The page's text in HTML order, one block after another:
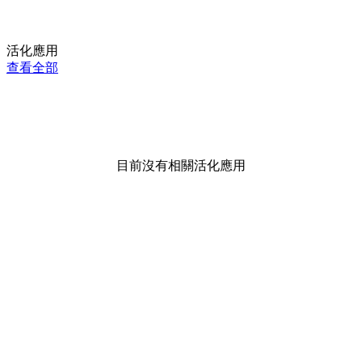
活化應用
查看全部
目前沒有相關活化應用